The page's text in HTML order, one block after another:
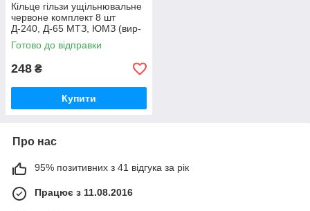
Кільце гільзи ущільнювальне
червоне комплект 8 шт
Д-240, Д-65 МТЗ, ЮМЗ (вир-
во ПХТ Україна) 50-1002022 /
50-1002022-А
Готово до відправки
248 ₴
Купити
Про нас
95% позитивних з 41 відгука за рік
Працює з 11.08.2016